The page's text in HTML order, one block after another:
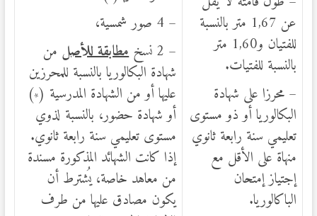
عن 1,67 متر بالنسبة
للفتيان و1,60 متر
بالنسبة للفتيات.
– محرزا على شهادة
البكالوريا أو ذو مستوى
تعليمي سنة رابعة ثانوي
منهاة على الأقل مع
إجتياز إمتحان
الباكالوريا.
– 4 صور شمسية،
– 2 نسخ
مطابقة للأصل من
شهادة البكالوريا بالنسبة للمحرزين
عليها أو من الشهادة المدرسية (*
)
أو شهادة حضور، بالنسبة لذوي
مستوى تعليمي سنة رابعة ثانوي.
إذا كانت الشهائد المذكورة مسندة
من معاهد خاصة، يُشترط أن
يكون مصادق عليها من طرف